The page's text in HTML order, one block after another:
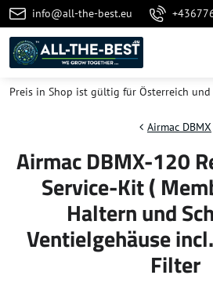
info@all-the-best.eu
Preis in Shop ist gültig für Österreich und
Airmac DBMX
Airmac DBMX-120
Service-Kit (
Haltern und
Ventielgehäuse
Filter